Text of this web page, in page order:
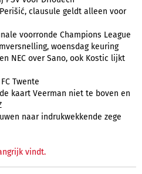
clausule geldt alleen voor
voorronde Champions League
woensdag keuring
NEC over Sano, ook Kostic lijkt
Twente
kaart Veerman niet te boven en
naar indrukwekkende zege
vindt.